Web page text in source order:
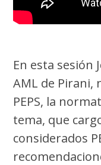
En esta sesión
AML de Pirani,
PEPS, la
tema, que
considerados